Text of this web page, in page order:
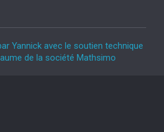
Yannick avec le soutien technique
de la société Mathsimo